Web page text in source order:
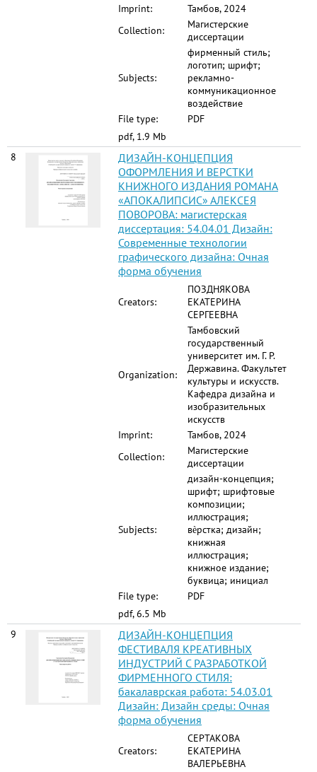
Imprint:
Тамбов, 2024
Collection:
Магистерские
диссертации
Subjects:
фирменный стиль;
логотип; шрифт;
рекламно-
коммуникационное
воздействие
File type:
PDF
pdf, 1.9 Mb
8
ДИЗАЙН-КОНЦЕПЦИЯ
ОФОРМЛЕНИЯ И ВЕРСТКИ
КНИЖНОГО ИЗДАНИЯ РОМАНА
«АПОКАЛИПСИС» АЛЕКСЕЯ
ПОВОРОВА: магистерская
диссертация: 54.04.01 Дизайн:
Современные технологии
графического дизайна: Очная
форма обучения
Creators:
ПОЗДНЯКОВА
ЕКАТЕРИНА
СЕРГЕЕВНА
Organization:
Тамбовский
государственный
университет им. Г. Р.
Державина. Факультет
культуры и искусств.
Кафедра дизайна и
изобразительных
искусств
Imprint:
Тамбов, 2024
Collection:
Магистерские
диссертации
Subjects:
дизайн-концепция;
шрифт; шрифтовые
композиции;
иллюстрация;
вѐрстка; дизайн;
книжная
иллюстрация;
книжное издание;
буквица; инициал
File type:
PDF
pdf, 6.5 Mb
9
ДИЗАЙН-КОНЦЕПЦИЯ
ФЕСТИВАЛЯ КРЕАТИВНЫХ
ИНДУСТРИЙ С РАЗРАБОТКОЙ
ФИРМЕННОГО СТИЛЯ:
бакалаврская работа: 54.03.01
Дизайн: Дизайн среды: Очная
форма обучения
Creators:
СЕРТАКОВА
ЕКАТЕРИНА
ВАЛЕРЬЕВНА